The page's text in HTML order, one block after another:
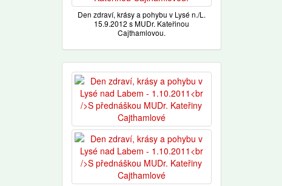
Den zdraví, krásy a pohybu v Lysé n./L.
15.9.2012 s MUDr. Kateřinou
Cajthamlovou.